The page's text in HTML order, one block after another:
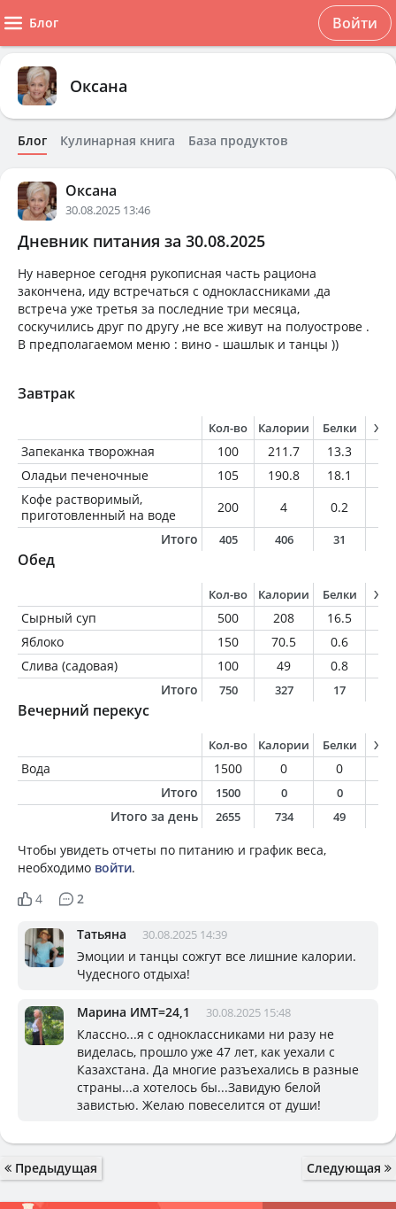
Блог Войти
Оксана
Блог Кулинарная книга База продуктов
Оксана
30.08.2025 13:46
Дневник питания за 30.08.2025
Ну наверное сегодня рукописная часть рациона
закончена, иду встречаться с одноклассниками ,да
встреча уже третья за последние три месяца,
соскучились друг по другу ,не все живут на полуострове .
В предполагаемом меню : вино - шашлык и танцы ))
Завтрак
Кол-во Калории Белки
Запеканка творожная 100 211.7 13.3
Оладьи печеночные
105 190.8 18.1
Кофе растворимый,
приготовленный на воде
200 4 0.2
Итого
405 406 31
Обед
Кол-во Калории Белки
Сырный суп 500 208 16.5
Яблоко
150 70.5 0.6
Слива (садовая)
100 49 0.8
Итого
750 327 17
Вечерний перекус
Кол-во Калории Белки
Вода 1500 0 0
Итого
1500 0 0
Итого за день 2655 734 49
Чтобы увидеть отчеты по питанию и график веса,
необходимо войти.
4
2
Татьяна 30.08.2025 14:39
Эмоции и танцы сожгут все лишние калории.
Чудесного отдыха!
Марина ИМТ=24,1 30.08.2025 15:48
Классно...я с одноклассниками ни разу не
виделась, прошло уже 47 лет, как уехали с
Казахстана. Да многие разъехались в разные
страны...а хотелось бы...Завидую белой
завистью. Желаю повеселится от души!
Предыдущая Следующая